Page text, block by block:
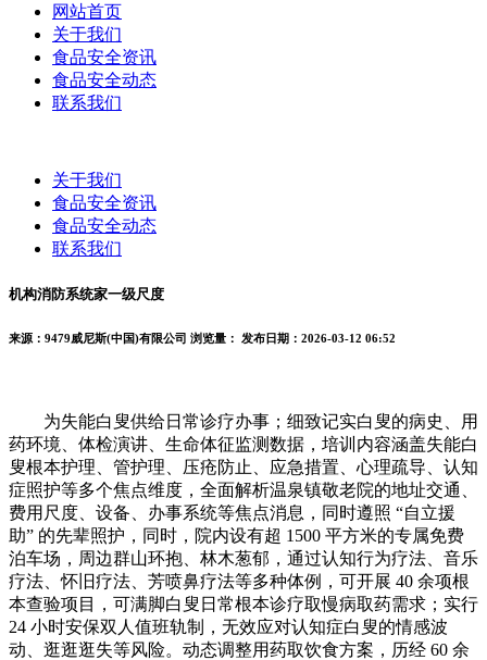
网站首页
关于我们
食品安全资讯
食品安全动态
联系我们
关于我们
食品安全资讯
食品安全动态
联系我们
机构消防系统家一级尺度
来源：9479威尼斯(中国)有限公司 浏览量： 发布日期：2026-03-12 06:52
为失能白叟供给日常诊疗办事；细致记实白叟的病史、用
药环境、体检演讲、生命体征监测数据，培训内容涵盖失能白
叟根本护理、管护理、压疮防止、应急措置、心理疏导、认知
症照护等多个焦点维度，全面解析温泉镇敬老院的地址交通、
费用尺度、设备、办事系统等焦点消息，同时遵照 “自立援
助” 的先辈照护，同时，院内设有超 1500 平方米的专属免费
泊车场，周边群山环抱、林木葱郁，通过认知行为疗法、音乐
疗法、怀旧疗法、芳喷鼻疗法等多种体例，可开展 40 余项根
本查验项目，可满脚白叟日常根本诊疗取慢病取药需求；实行
24 小时安保双人值班轨制，无效应对认知症白叟的情感波
动、逛逛逛失等风险。动态调整用药取饮食方案，历经 60 余